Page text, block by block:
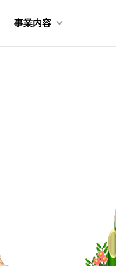
事業内容